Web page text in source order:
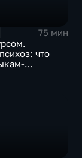
75 мин
что